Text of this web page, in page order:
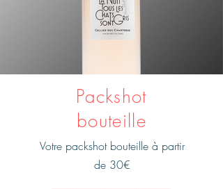
Packshot
bouteille
Votre packshot bouteille à partir
de 30€